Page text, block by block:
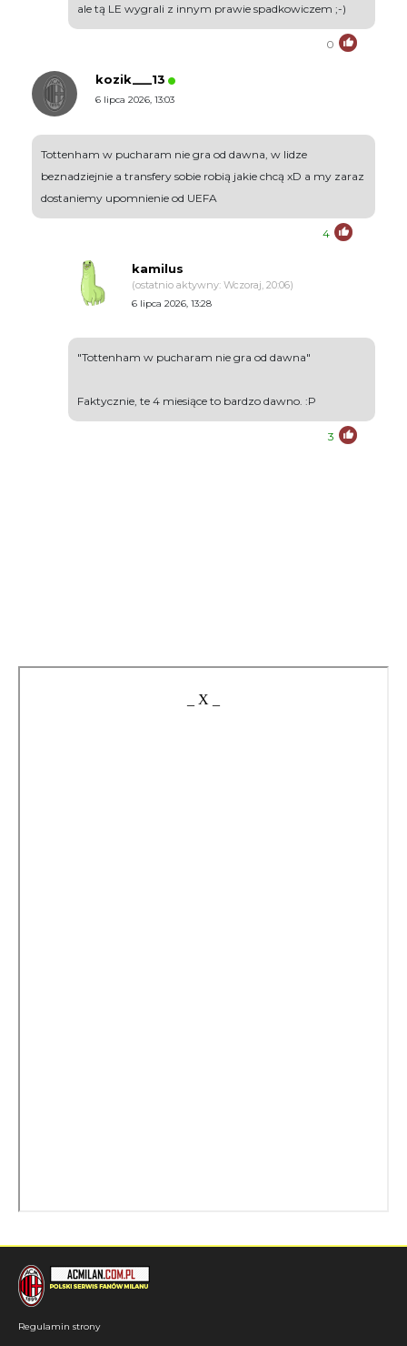
ale tą LE wygrali z innym prawie spadkowiczem ;-)
0
kozik___13
6 lipca 2026, 13:03
Tottenham w pucharam nie gra od dawna, w lidze
beznadziejnie a transfery sobie robią jakie chcą xD a my zaraz
dostaniemy upomnienie od UEFA
4
kamilus
(ostatnio aktywny: Wczoraj, 20:06)
6 lipca 2026, 13:28
"Tottenham w pucharam nie gra od dawna"
Faktycznie, te 4 miesiące to bardzo dawno. :P
3
Regulamin strony